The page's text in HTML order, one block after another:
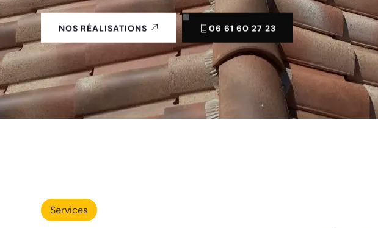
NOS RÉALISATIONS 06 61 60 27 23
Services